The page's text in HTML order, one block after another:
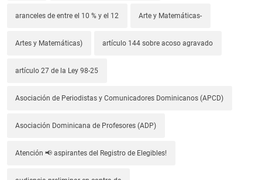
aranceles de entre el 10 % y el 12 Arte y Matemáticas-
Artes y Matemáticas) artículo 144 sobre acoso agravado
artículo 27 de la Ley 98-25
Asociación de Periodistas y Comunicadores Dominicanos (APCD)
Asociación Dominicana de Profesores (ADP)
Atención 📢 aspirantes del Registro de Elegibles!